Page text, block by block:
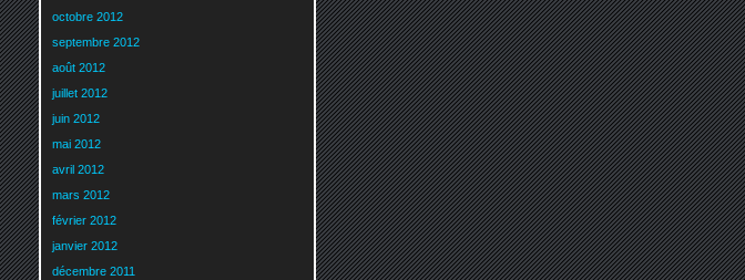
octobre 2012
septembre 2012
août 2012
juillet 2012
juin 2012
mai 2012
avril 2012
mars 2012
février 2012
janvier 2012
décembre 2011